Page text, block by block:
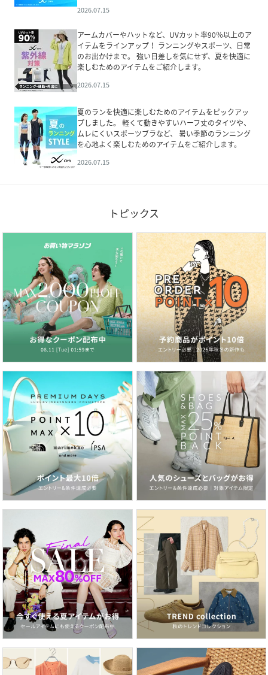
2026.07.15
アームカバーやハットなど、UVカット率90％以上のア
イテムをラインアップ！ ランニングやスポーツ、日常
のお出かけまで。 強い日差しを気にせず、夏を快適に
楽しむためのアイテムをご紹介します。
2026.07.15
夏のランを快適に楽しむためのアイテムをピックアッ
プしました。 軽くて動きやすいハーフ丈のタイツや、
ムレにくいスポーツブラなど、 暑い季節のランニング
を心地よく楽しむためのアイテムをご紹介します。
2026.07.15
トピックス